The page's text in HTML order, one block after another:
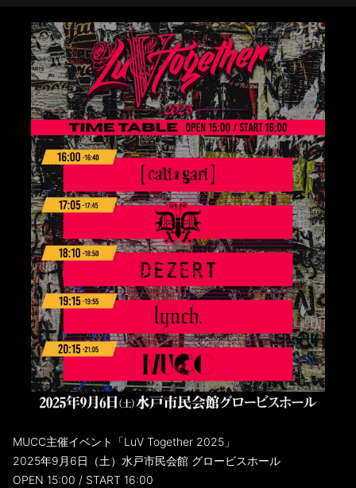
MUCC主催イベント「LuV Together 2025」
2025年9月6日（土）水戸市民会館 グロービスホール
OPEN 15:00 / START 16:00